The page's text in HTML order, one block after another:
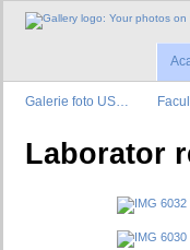
Galerie foto US…
Laborator